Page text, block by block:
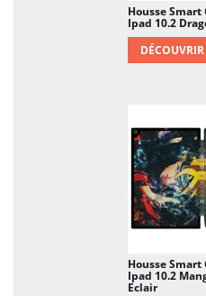
Housse Smart
Ipad 10.2
DÉCOUVRIR
Housse Smart
Ipad 10.2
Eclair